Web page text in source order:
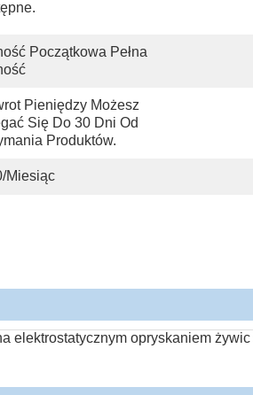
Początkowa Pełna
Pieniędzy Możesz
Się Do 30 Dni Od
Produktów.
miesiąc
elektrostatycznym opryskaniem